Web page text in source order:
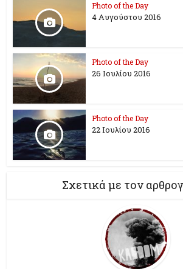
Photo of the Day
4 Αυγούστου 2016
Photo of the Day
26 Ioυλίου 2016
Photo of the Day
22 Ιουλίου 2016
Σχετικά με τον